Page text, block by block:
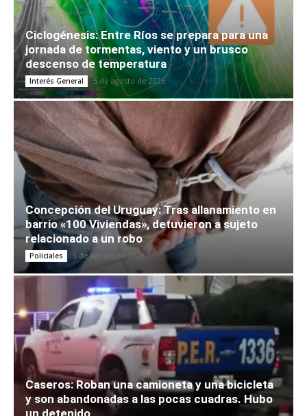
Ciclogénesis: Entre Ríos se prepara para una
jornada de tormentas, viento y un brusco
descenso de temperatura
Interés General 5 de agosto de 2026
Concepción del Uruguay: Tras allanamiento en
barrio «100 Viviendas», detuvieron a sujeto
relacionado a un robo
Policiales 5 de agosto de 2026
Caseros: Roban una camioneta y una bicicleta
y son abandonadas a las pocas cuadras. Hubo